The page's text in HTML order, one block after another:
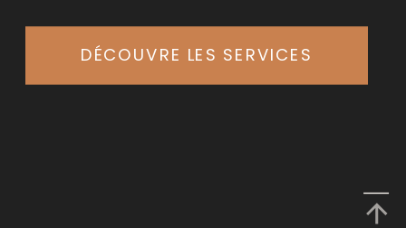
DÉCOUVRE LES SERVICES